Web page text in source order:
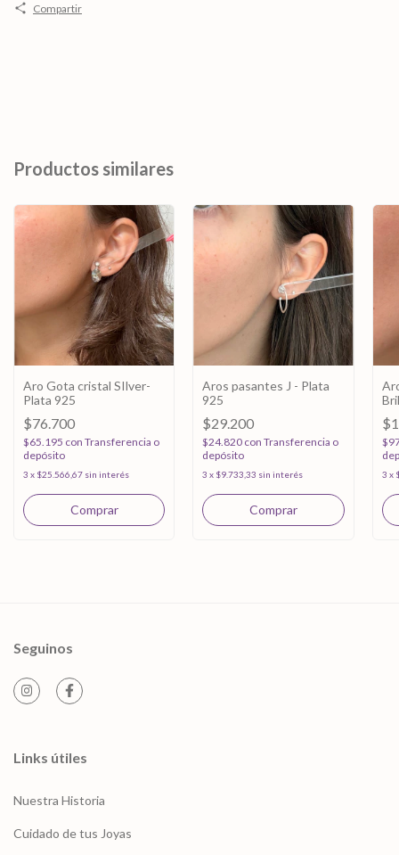
Compartir
Productos similares
Aro Gota cristal SIlver-
Plata 925
$76.700
$65.195 con Transferencia o
depósito
3 x $25.566,67 sin interés
Aros pasantes J - Plata
925
$29.200
$24.820 con Transferencia o
depósito
3 x $9.733,33 sin interés 3 x
Seguinos
Links útiles
Nuestra Historia
Cuidado de tus Joyas